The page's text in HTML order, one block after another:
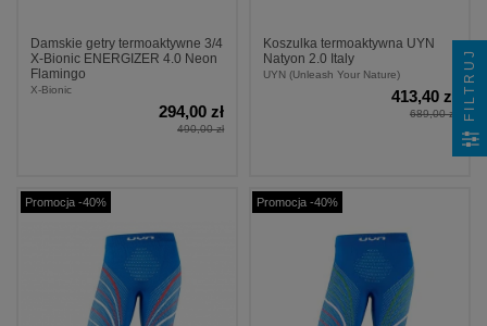
Damskie getry termoaktywne 3/4
X-Bionic ENERGIZER 4.0 Neon
Flamingo
X-Bionic
294,00 zł
490,00 zł
Koszulka termoaktywna UYN
Natyon 2.0 Italy
UYN (Unleash Your Nature)
413,40 zł
689,00 zł
Promocja -40% Promocja -40%
FILTRUJ